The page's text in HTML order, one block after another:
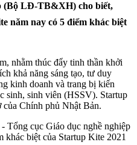
(Bộ LĐ-TB&XH) cho biết,
năm nay có 5 điểm khác biệt
nhằm thúc đẩy tinh thần khởi
khả năng sáng tạo, tư duy
kinh doanh và trang bị kiến
sinh, sinh viên (HSSV). Startup
Chính phủ Nhật Bản.
Tổng cục Giáo dục nghề nghiệp
biệt của Startup Kite 2021